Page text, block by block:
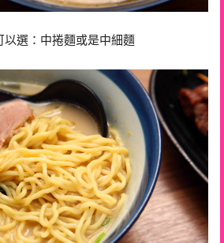
選：中捲麵或是中細麵